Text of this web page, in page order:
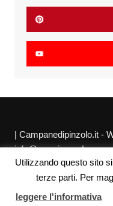
| Campanedipinzolo.it -
info@agraria.org |
Chi siamo Privacy
Utilizzando questo sito
terze parti. Per
leggere l'informativa